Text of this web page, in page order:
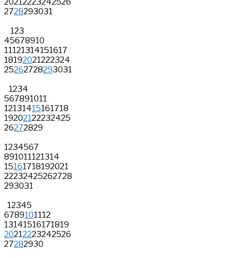
2728293031
123
45678910
11121314151617
18192021222324
25262728293031
1234
567891011
12131415161718
19202122232425
26272829
1234567
891011121314
15161718192021
22232425262728
293031
12345
6789101112
13141516171819
20212223242526
27282930